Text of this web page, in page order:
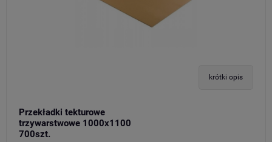
krótki opis
Przekładki tekturowe
trzywarstwowe 1000x1100
700szt.